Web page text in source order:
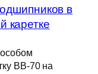
в
каретке
BB-70 на